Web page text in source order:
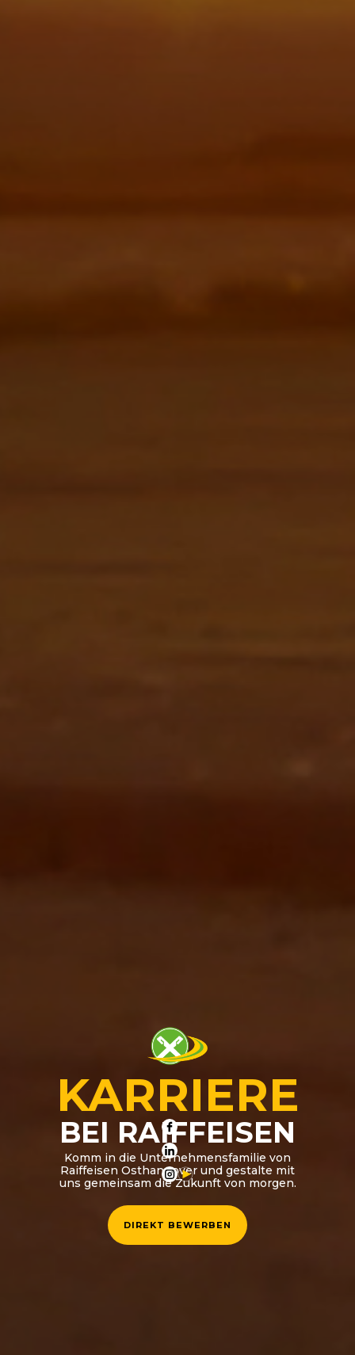
KARRIERE
BEI RAIFFEISEN
Komm in die Unternehmensfamilie von
Raiffeisen Osthannover und gestalte mit
uns gemeinsam die Zukunft von morgen.
DIREKT BEWERBEN